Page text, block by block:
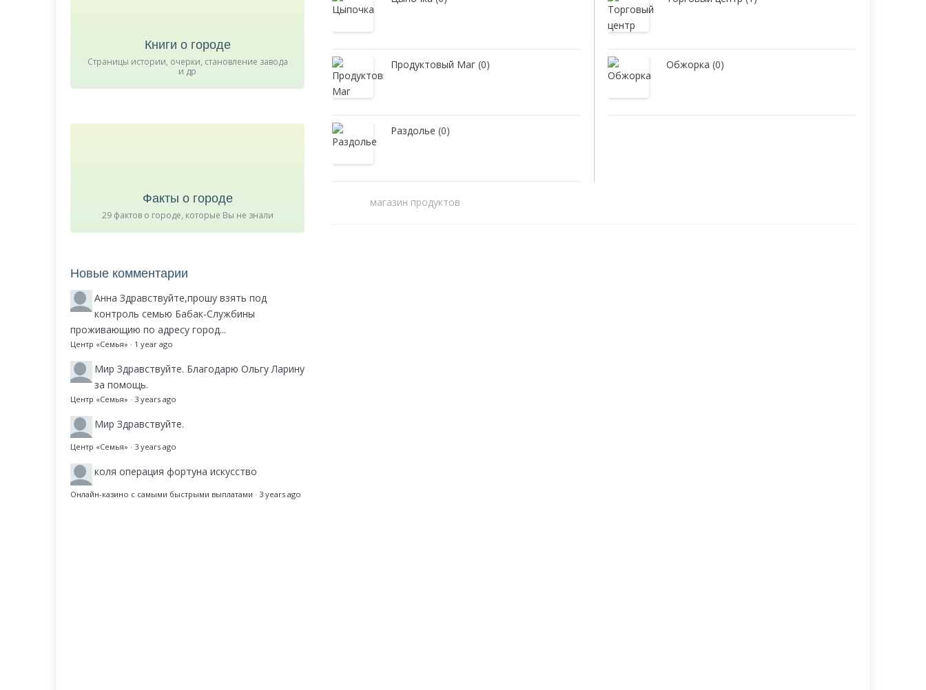
Продуктовый Маг (0)
Раздолье (0)
Обжорка (0)
магазин продуктов
Книги о городе
Страницы истории, очерки, становление завода
и др
Факты о городе
29 фактов о городе, которые Вы не знали
Новые комментарии
Анна Здравствуйте,прошу взять под
контроль семью Бабак-Службины
проживающию по адресу город...
Центр «Семья» · 1 year ago
Мир Здравствуйте. Благодарю Ольгу Ларину
за помощь.
Центр «Семья» · 3 years ago
Мир Здравствуйте.
Центр «Семья» · 3 years ago
коля операция фортуна искусство
Онлайн-казино с самыми быстрыми выплатами · 3 years ago